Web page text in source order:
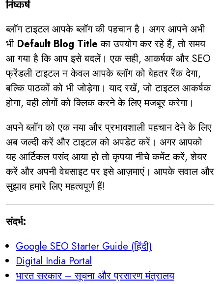
निष्कर्ष
ब्लॉग टाइटल आपके ब्लॉग की पहचान है। अगर आपने अभी
भी Default Blog Title का उपयोग कर रहे हैं, तो समय
आ गया है कि आप इसे बदलें। एक सही, आकर्षक और SEO
फ्रेंडली टाइटल न केवल आपके ब्लॉग को बेहतर रैंक देगा,
बल्कि पाठकों को भी जोड़ेगा। याद रखें, जो टाइटल आकर्षक
होगा, वही लोगों को क्लिक करने के लिए मजबूर करेगा।
अपने ब्लॉग को एक नया और प्रभावशाली पहचान देने के लिए
अब जल्दी करें और टाइटल को अपडेट करें। अगर आपको
यह आर्टिकल पसंद आया हो तो कृपया नीचे कमेंट करें, शेयर
करें और अपनी वेबसाइट पर इसे आज़माएं। आपके सवाल और
सुझाव हमारे लिए महत्वपूर्ण हैं!
संदर्भ:
Google SEO Starter Guide (हिंदी)
Digital India Portal
भारत सरकार – सूचना और प्रसारण मंत्रालय